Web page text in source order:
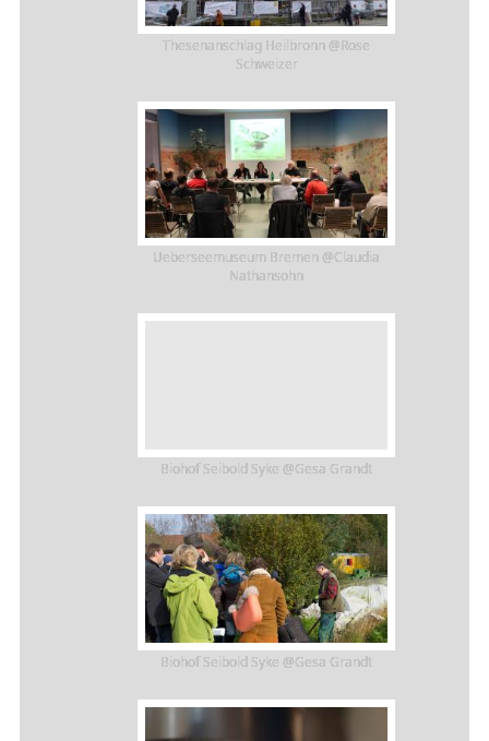
Thesenanschlag Heilbronn @Rose
Schweizer
Ueberseemuseum Bremen @Claudia
Nathansohn
Biohof Seibold Syke @Gesa Grandt
Biohof Seibold Syke @Gesa Grandt